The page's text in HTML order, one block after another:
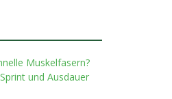
Muskelfasern?
und Ausdauer